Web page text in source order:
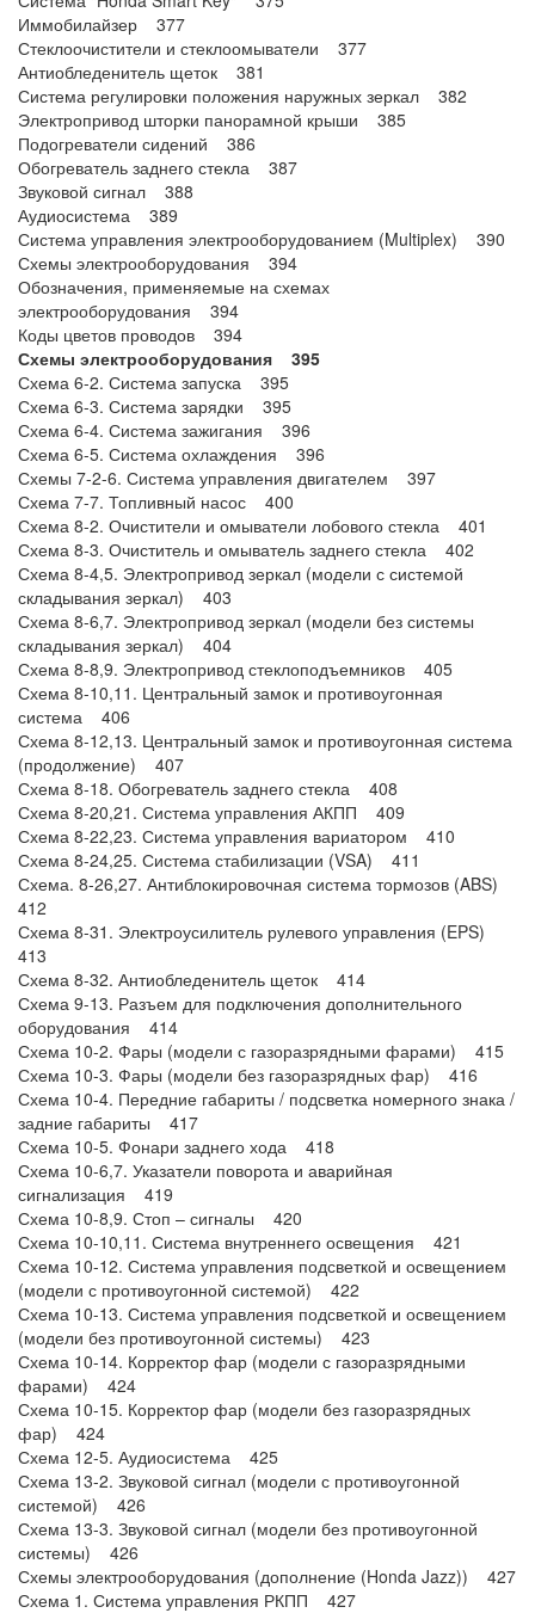
Иммобилайзер 377
Стеклоочистители и стеклоомыватели 377
Антиобледенитель щеток 381
Система регулировки положения наружных зеркал 382
Электропривод шторки панорамной крыши 385
Подогреватели сидений 386
Обогреватель заднего стекла 387
Звуковой сигнал 388
Аудиосистема 389
Система управления электрооборудованием (Multiplex) 390
Схемы электрооборудования 394
Обозначения, применяемые на схемах
электрооборудования 394
Коды цветов проводов 394
Схемы электрооборудования 395
Схема 6-2. Система запуска 395
Схема 6-3. Система зарядки 395
Схема 6-4. Система зажигания 396
Схема 6-5. Система охлаждения 396
Схемы 7-2-6. Система управления двигателем 397
Схема 7-7. Топливный насос 400
Схема 8-2. Очистители и омыватели лобового стекла 401
Схема 8-3. Очиститель и омыватель заднего стекла 402
Схема 8-4,5. Электропривод зеркал (модели с системой
складывания зеркал) 403
Схема 8-6,7. Электропривод зеркал (модели без системы
складывания зеркал) 404
Схема 8-8,9. Электропривод стеклоподъемников 405
Схема 8-10,11. Центральный замок и противоугонная
система 406
Схема 8-12,13. Центральный замок и противоугонная система
(продолжение) 407
Схема 8-18. Обогреватель заднего стекла 408
Схема 8-20,21. Система управления АКПП 409
Схема 8-22,23. Система управления вариатором 410
Схема 8-24,25. Система стабилизации (VSA) 411
Схема. 8-26,27. Антиблокировочная система тормозов (ABS)
412
Схема 8-31. Электроусилитель рулевого управления (EPS)
413
Схема 8-32. Антиобледенитель щеток 414
Схема 9-13. Разъем для подключения дополнительного
оборудования 414
Схема 10-2. Фары (модели с газоразрядными фарами) 415
Схема 10-3. Фары (модели без газоразрядных фар) 416
Схема 10-4. Передние габариты / подсветка номерного знака /
задние габариты 417
Схема 10-5. Фонари заднего хода 418
Схема 10-6,7. Указатели поворота и аварийная
сигнализация 419
Схема 10-8,9. Стоп – сигналы 420
Схема 10-10,11. Система внутреннего освещения 421
Схема 10-12. Система управления подсветкой и освещением
(модели с противоугонной системой) 422
Схема 10-13. Система управления подсветкой и освещением
(модели без противоугонной системы) 423
Схема 10-14. Корректор фар (модели с газоразрядными
фарами) 424
Схема 10-15. Корректор фар (модели без газоразрядных
фар) 424
Схема 12-5. Аудиосистема 425
Схема 13-2. Звуковой сигнал (модели с противоугонной
системой) 426
Схема 13-3. Звуковой сигнал (модели без противоугонной
системы) 426
Схемы электрооборудования (дополнение (Honda Jazz)) 427
Схема 1. Система управления РКПП 427